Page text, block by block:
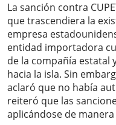
La sanción contra
que trascendiera la
empresa
entidad importadora
de la compañía estatal
hacia la isla. Sin
aclaró que no había
reiteró que las
aplicándose de